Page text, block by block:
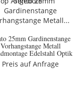
25mm Gardinenstange
Vorhangstange Metall
Edelstahl Optik
Preis auf Anfrage